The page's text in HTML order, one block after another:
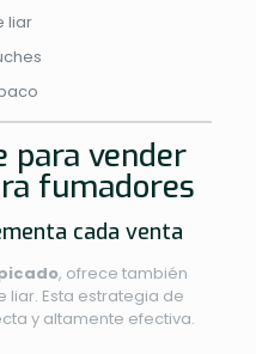
liar
para vender
fumadores
cada venta
, ofrece también
liar. Esta estrategia de
y altamente efectiva.